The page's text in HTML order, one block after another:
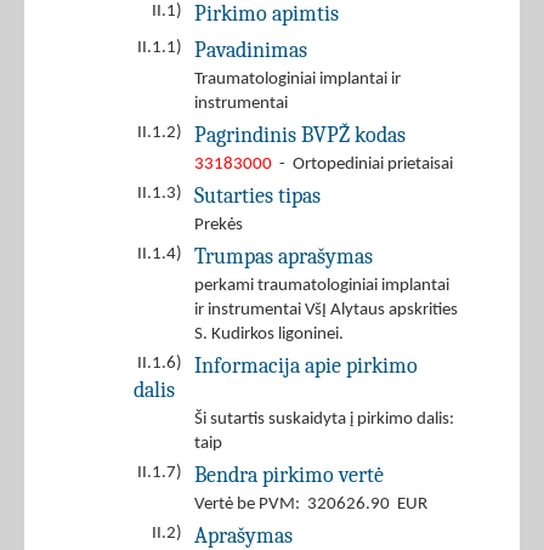
II.1) Pirkimo apimtis
II.1.1) Pavadinimas
Traumatologiniai implantai ir
instrumentai
II.1.2)
Pagrindinis BVPŽ kodas
33183000 - Ortopediniai prietaisai
II.1.3)
Sutarties tipas
Prekės
II.1.4)
Trumpas aprašymas
perkami traumatologiniai implantai
ir instrumentai VšĮ Alytaus apskrities
S. Kudirkos ligoninei.
II.1.6)
Informacija apie pirkimo
dalis
Ši sutartis suskaidyta į pirkimo dalis:
taip
II.1.7)
Bendra pirkimo vertė
Vertė be PVM: 320626.90 EUR
II.2)
Aprašymas